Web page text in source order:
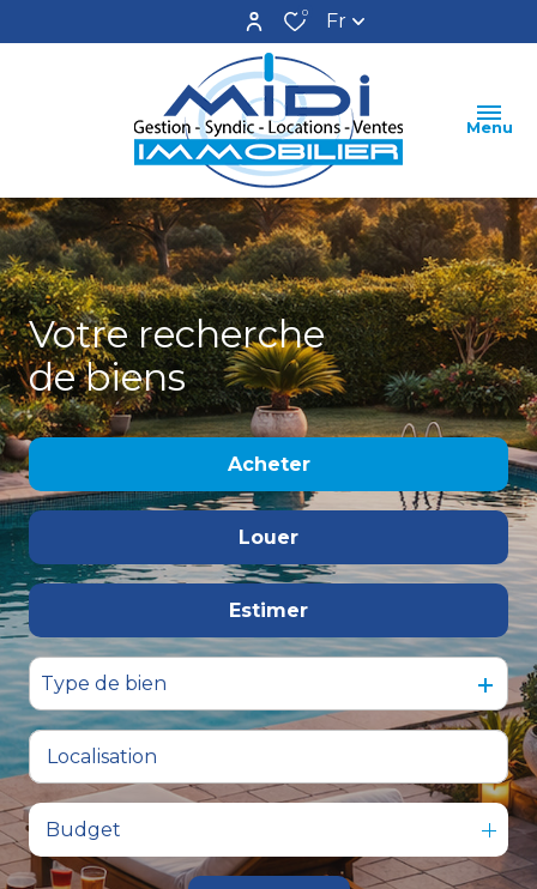
0 Fr
Menu
Votre recherche
de biens
Acheter
De l'immo pro
Louer
De l'immo pro
Estimer
Type de bien
Budget